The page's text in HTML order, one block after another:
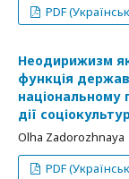
PDF
Неодирижизм
функція
національному
дії
Olha Zadorozhnaya
PDF